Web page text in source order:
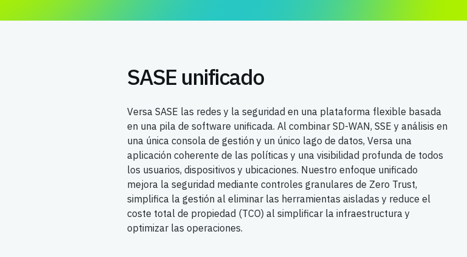
SASE unificado
Versa SASE las redes y la seguridad en una plataforma flexible basada
en una pila de software unificada. Al combinar SD-WAN, SSE y análisis en
una única consola de gestión y un único lago de datos, Versa una
aplicación coherente de las políticas y una visibilidad profunda de todos
los usuarios, dispositivos y ubicaciones. Nuestro enfoque unificado
mejora la seguridad mediante controles granulares de Zero Trust,
simplifica la gestión al eliminar las herramientas aisladas y reduce el
coste total de propiedad (TCO) al simplificar la infraestructura y
optimizar las operaciones.